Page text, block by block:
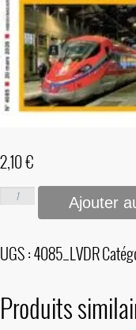
2,10€
Ajouter
UGS :4085_LVDR
Produits